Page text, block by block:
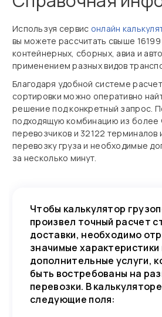
Используя сервис онлайн
вы можете рассчитать свыше
контейнерных, сборных, авиа и
применением разных видов
Благодаря удобной системе
сортировки можно оперативно
решение под конкретный запрос.
подходящую комбинацию из более
перевозчиков и 32122 терминалов
перевозку груза и необходимые
за несколько минут.
Чтобы калькулятор
произвел точный расчет
доставки, необходимо
значимые характеристики
дополнительные услуги,
быть востребованы на
перевозки. В
следующие поля: